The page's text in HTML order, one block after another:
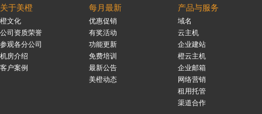
关于美橙
橙文化
公司资质荣誉
参观各分公司
机房介绍
客户案例
每月最新
优惠促销
有奖活动
功能更新
免费培训
最新公告
美橙动态
产品与服务
域名
云主机
企业建站
橙云主机
企业邮箱
网络营销
租用托管
渠道合作